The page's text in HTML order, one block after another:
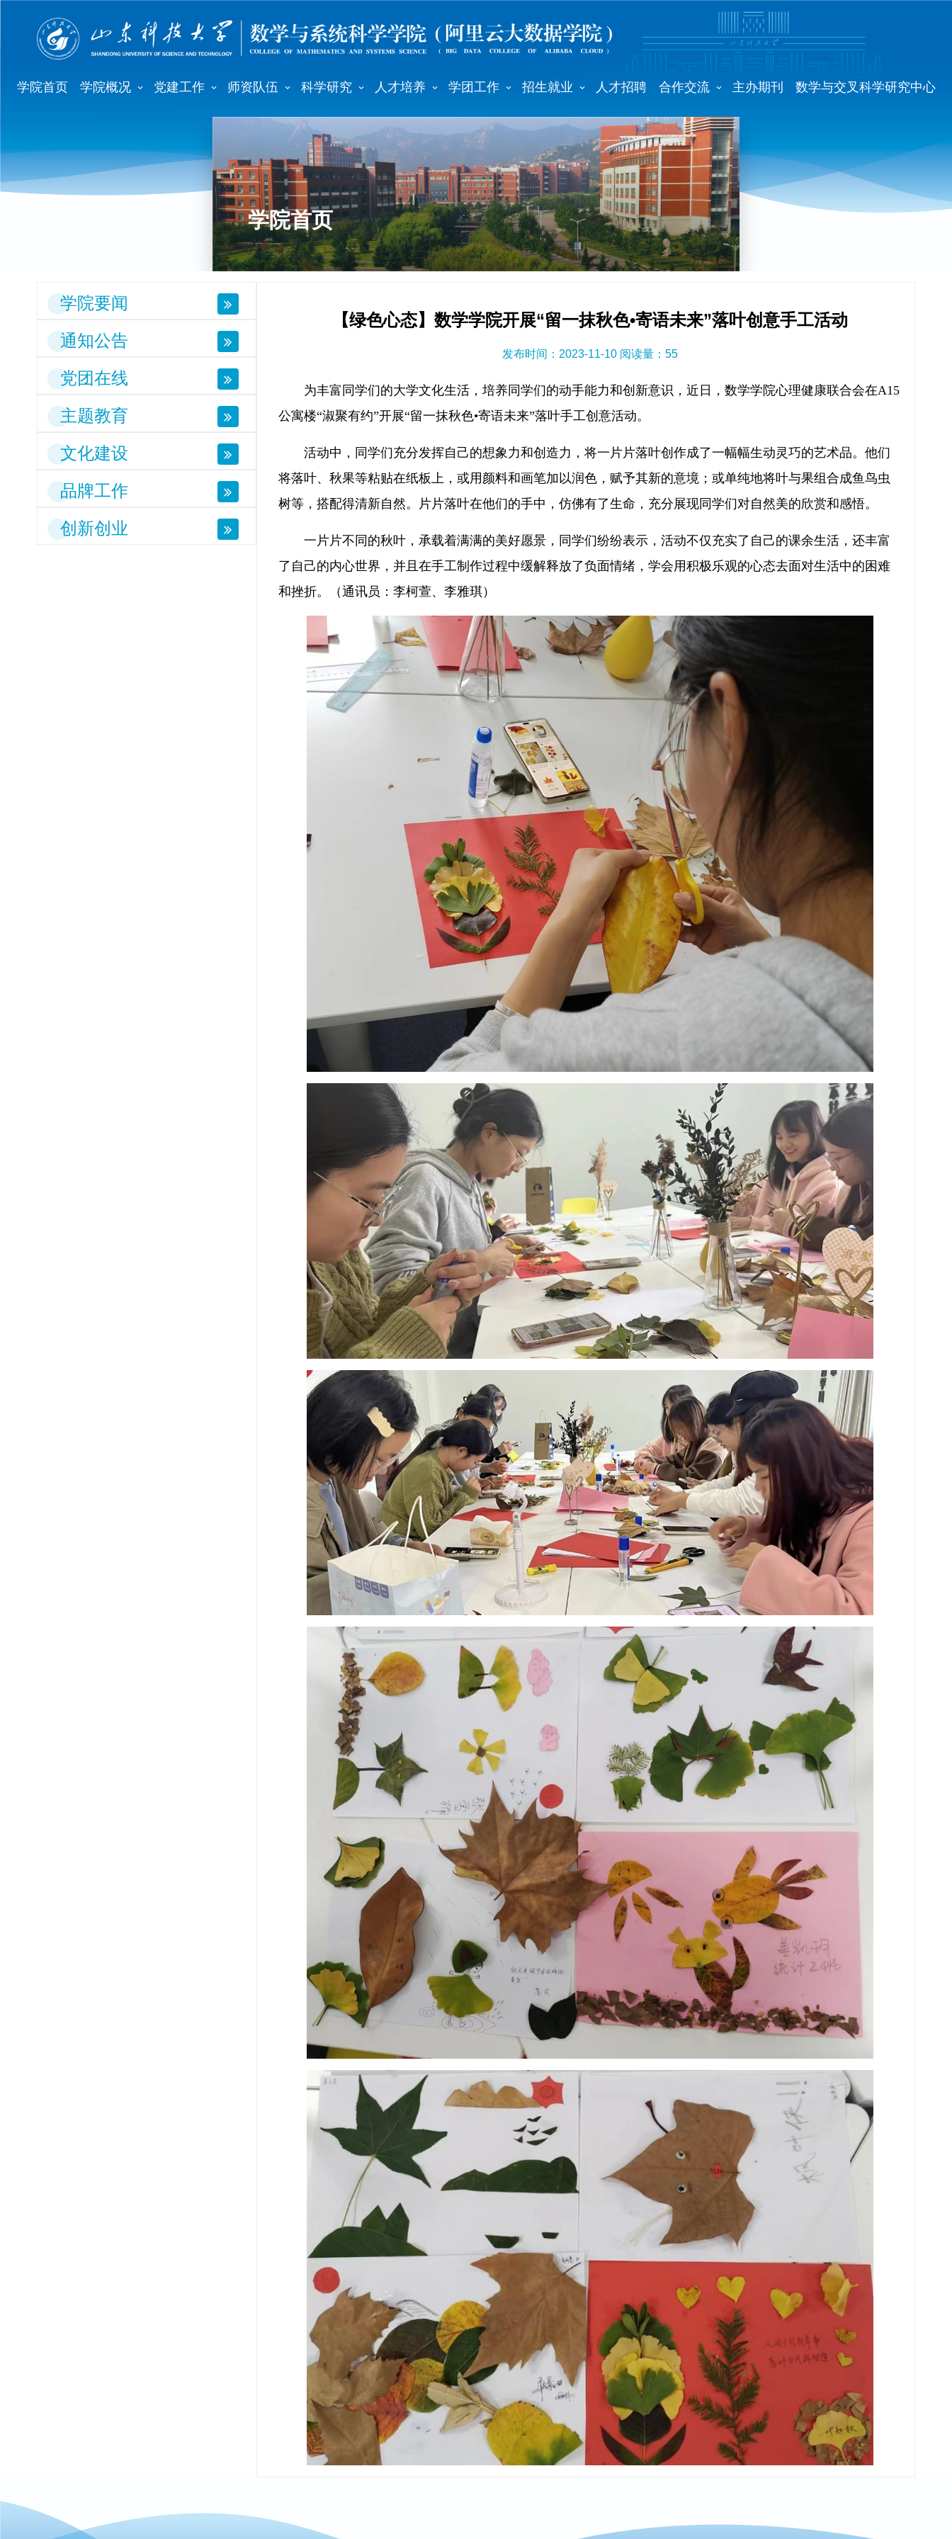
学院首页 学院概况 党建工作 师资队伍 科学研究 人才培养 学团工作 招生就业 人才招聘 合作交流 主办期刊 数学与交叉科学研究中心
学院首页
学院要闻
通知公告
党团在线
主题教育
文化建设
品牌工作
创新创业
【绿色心态】数学学院开展“留一抹秋色•寄语未来”落叶创意手工活动
发布时间：2023-11-10 阅读量： 55
为丰富同学们的大学文化生活，培养同学们的动手能力和创新意识，近日，数学学院心理健康联合会在A15
公寓楼“淑聚有约”开展“留一抹秋色•寄语未来”落叶手工创意活动。
活动中，同学们充分发挥自己的想象力和创造力，将一片片落叶创作成了一幅幅生动灵巧的艺术品。他们
将落叶、秋果等粘贴在纸板上，或用颜料和画笔加以润色，赋予其新的意境；或单纯地将叶与果组合成鱼鸟虫
树等，搭配得清新自然。片片落叶在他们的手中，仿佛有了生命，充分展现同学们对自然美的欣赏和感悟。
一片片不同的秋叶，承载着满满的美好愿景，同学们纷纷表示，活动不仅充实了自己的课余生活，还丰富
了自己的内心世界，并且在手工制作过程中缓解释放了负面情绪，学会用积极乐观的心态去面对生活中的困难
和挫折。（通讯员：李柯萱、李雅琪）